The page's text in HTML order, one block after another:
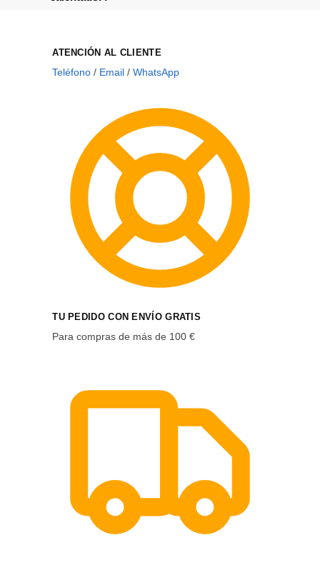
ATENCIÓN AL CLIENTE
Teléfono / Email /WhatsApp
TU PEDIDO CON ENVÍO GRATIS
Para compras de más de 100 €